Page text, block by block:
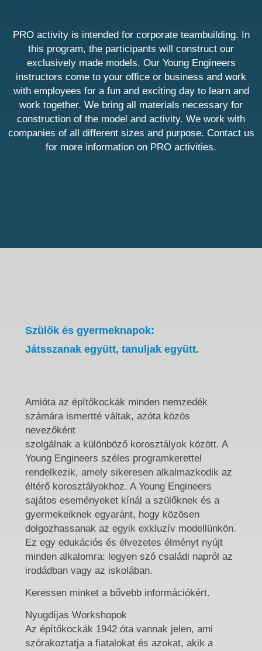
PRO activity is intended for corporate teambuilding. In
this program, the participants will construct our
exclusively made models. Our Young Engineers
instructors come to your office or business and work
with employees for a fun and exciting day to learn and
work together. We bring all materials necessary for
construction of the model and activity. We work with
companies of all different sizes and purpose. Contact us
for more information on PRO activities.
Szülők és gyermeknapok:
Játsszanak együtt, tanuljak együtt.
Amióta az építőkockák minden nemzedék
számára ismertté váltak, azóta közös
nevezőként
szolgálnak a különböző korosztályok között. A
Young Engineers széles programkerettel
rendelkezik, amely sikeresen alkalmazkodik az
éltérő korosztályokhoz. A Young Engineers
sajátos eseményeket kínál a szülőknek és a
gyermekeiknek egyaránt, hogy közösen
dolgozhassanak az egyik exkluzív modellünkön.
Ez egy edukációs és élvezetes élményt nyújt
minden alkalomra: legyen szó családi napról az
irodádban vagy az iskolában.
Keressen minket a bővebb információkért.
Nyugdíjas Workshopok
Az építőkockák 1942 óta vannak jelen, ami
szórakoztatja a fiatalokat és azokat, akik a